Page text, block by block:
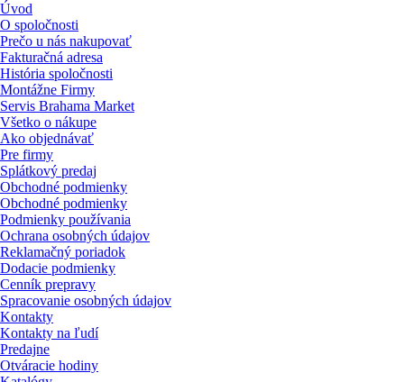
Úvod
O spoločnosti
Prečo u nás nakupovať
Fakturačná adresa
História spoločnosti
Montážne Firmy
Servis Brahama Market
Všetko o nákupe
Ako objednávať
Pre firmy
Splátkový predaj
Obchodné podmienky
Obchodné podmienky
Podmienky používania
Ochrana osobných údajov
Reklamačný poriadok
Dodacie podmienky
Cenník prepravy
Spracovanie osobných údajov
Kontakty
Kontakty na ľudí
Predajne
Otváracie hodiny